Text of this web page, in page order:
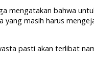
mengatakan bahwa
yang masih harus
pasti akan terlibat